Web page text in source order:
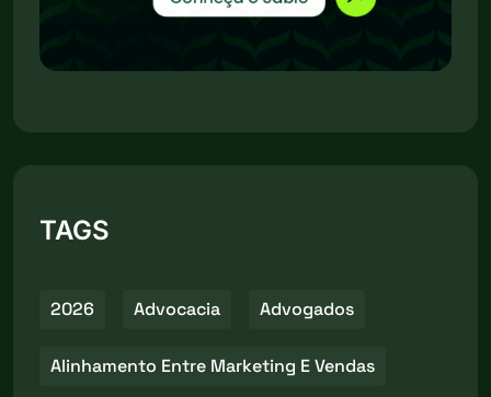
TAGS
2026 Advocacia Advogados
Alinhamento Entre Marketing E Vendas